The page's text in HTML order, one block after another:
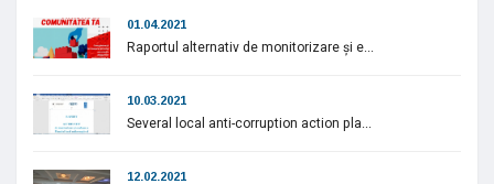
01.04.2021
Raportul alternativ de monitorizare și e...
10.03.2021
Several local anti-corruption action pla...
12.02.2021